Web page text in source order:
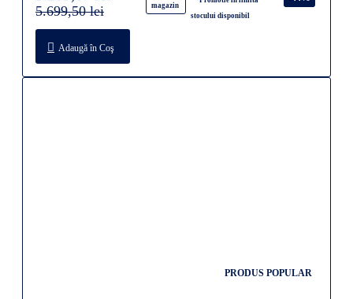
magazin
stocului disponibil
5.699,50 lei
Adaugă în Coş
PRODUS POPULAR